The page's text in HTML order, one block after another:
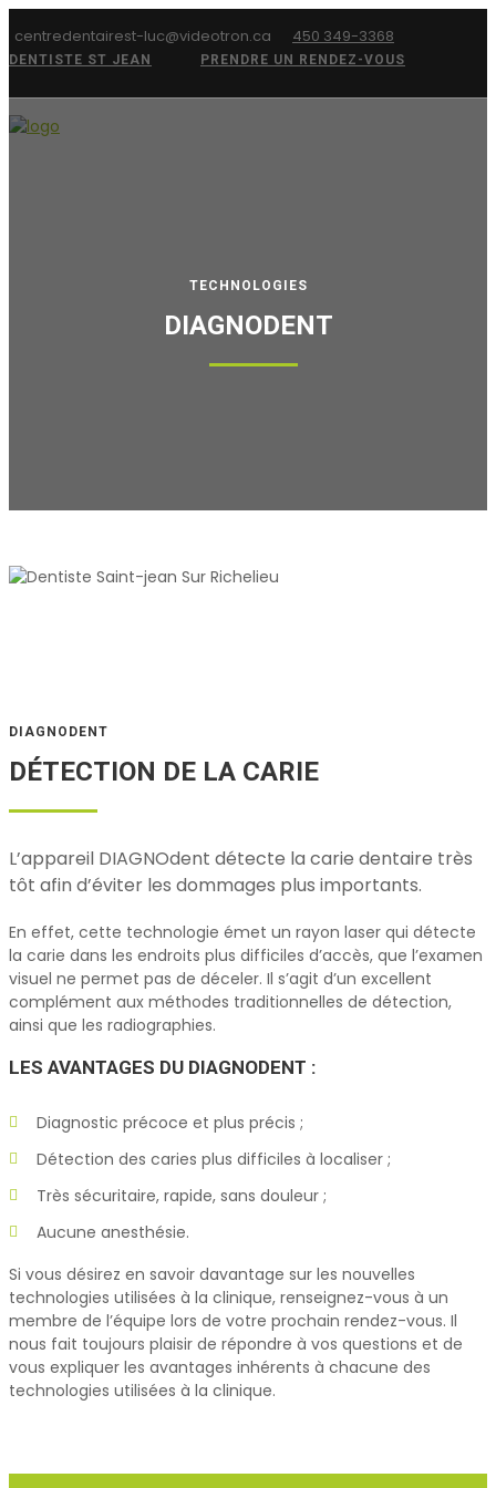
centredentairest-luc@videotron.ca 450 349-3368
DENTISTE ST JEAN PRENDRE UN RENDEZ-VOUS
TECHNOLOGIES
DIAGNODENT
DIAGNODENT
DÉTECTION DE LA CARIE
L’appareil DIAGNOdent détecte la carie dentaire très
tôt afin d’éviter les dommages plus importants.
En effet, cette technologie émet un rayon laser qui détecte
la carie dans les endroits plus difficiles d’accès, que l’examen
visuel ne permet pas de déceler. Il s’agit d’un excellent
complément aux méthodes traditionnelles de détection,
ainsi que les radiographies.
LES AVANTAGES DU DIAGNODENT :
Diagnostic précoce et plus précis ;
Détection des caries plus difficiles à localiser ;
Très sécuritaire, rapide, sans douleur ;
Aucune anesthésie.
Si vous désirez en savoir davantage sur les nouvelles
technologies utilisées à la clinique, renseignez-vous à un
membre de l’équipe lors de votre prochain rendez-vous. Il
nous fait toujours plaisir de répondre à vos questions et de
vous expliquer les avantages inhérents à chacune des
technologies utilisées à la clinique.